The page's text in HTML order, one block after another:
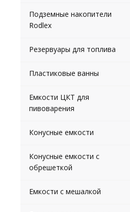
Подземные накопители
Rodlex
Резервуары для топлива
Пластиковые ванны
Емкости ЦКТ для
пивоварения
Конусные емкости
Конусные емкости с
обрешеткой
Емкости с мешалкой